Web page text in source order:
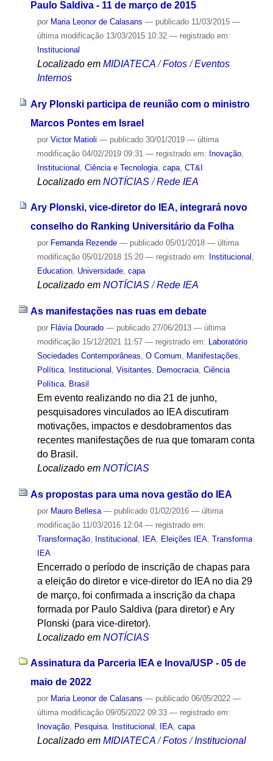
Paulo Saldiva - 11 de março de 2015
por Maria Leonor de Calasans — publicado11/03/2015 —
última modificação13/03/2015 10:32 — registrado em:
Institucional
Localizado em MIDIATECA /Fotos /Eventos
Internos
Ary Plonski participa de reunião com o ministro
Marcos Pontes em Israel
por Victor Matioli — publicado30/01/2019 — última
modificação04/02/2019 09:31 — registrado em: Inovação,
Institucional Ciência e Tecnologia, capa, CT&I
Localizado em NOTÍCIAS /Rede IEA
Ary Plonski, vice-diretor do IEA, integrará novo
conselho do Ranking Universitário da Folha
por Fernanda Rezende — publicado05/01/2018 — última
modificação05/01/2018 15:20 — registrado em: Institucional ,
Education, Universidade, capa
Localizado em NOTÍCIAS /Rede IEA
As manifestações nas ruas em debate
por Flávia Dourado — publicado27/06/2013 — última
modificação15/12/2021 11:57 — registrado em: Laboratório
Sociedades Contemporâneas, O Comum, Manifestações,
Política, Institucional , Visitantes, Democracia, Ciência
Política, Brasil
Em evento realizando no dia 21 de junho,
pesquisadores vinculados ao IEA discutiram
motivações, impactos e desdobramentos das
recentes manifestações de rua que tomaram conta
do Brasil.
Localizado em NOTÍCIAS
As propostas para uma nova gestão do IEA
por Mauro Bellesa — publicado01/02/2016 — última
modificação11/03/2016 12:04 — registrado em:
Transformação, Institucional IEA, Eleições IEA, Transforma
IEA
Encerrado o período de inscrição de chapas para
a eleição do diretor e vice-diretor do IEA no dia 29
de março, foi confirmada a inscrição da chapa
formada por Paulo Saldiva (para diretor) e Ary
Plonski (para vice-diretor).
Localizado em NOTÍCIAS
Assinatura da Parceria IEA e Inova/USP - 05 de
maio de 2022
por Maria Leonor de Calasans — publicado06/05/2022 —
última modificação09/05/2022 09:33 — registrado em:
Inovação, Pesquisa, Institucional , IEA, capa
Localizado em MIDIATECA /Fotos /Institucional